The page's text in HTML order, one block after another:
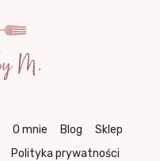
O mnie Blog
Sklep
Polityka prywatności